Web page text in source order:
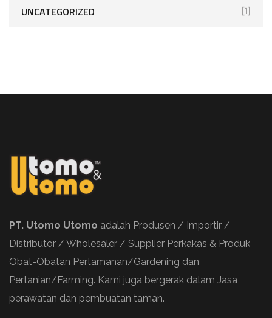
UNCATEGORIZED [1]
PT. Utomo Utomo adalah Produsen / Importir /
Distributor / Wholesaler / Supplier Perkakas & Produk
Obat-Obatan Pertamanan/Gardening dan
Pertanian/Farming. Kami juga bergerak dalam Jasa
perawatan dan pembuatan taman.